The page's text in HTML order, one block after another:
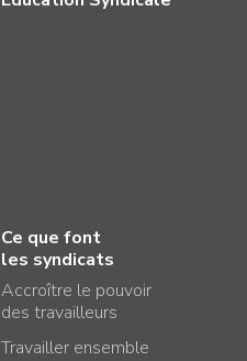
Ce que font
les syndicats
Accroître le pouvoir
des travailleurs
Travailler ensemble